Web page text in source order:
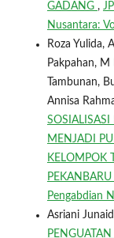
GADANG ,
Nusantara:
Roza Yulida,
Pakpahan,
Tambunan,
Annisa
MENJADI
KELOMPOK
PEKANBARU
Pengabdian
Asriani